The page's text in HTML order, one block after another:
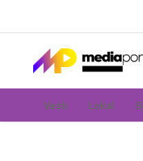
Vesti Lokal